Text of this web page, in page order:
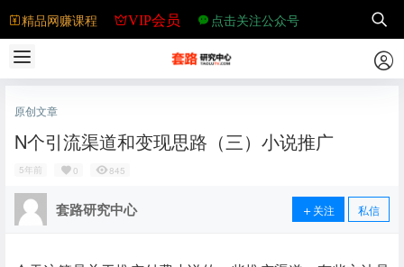
精品网赚课程 VIP会员 点击关注公众号
原创文章
N个引流渠道和变现思路（三）小说推广
5年前 0 845
套路研究中心 关注 私信